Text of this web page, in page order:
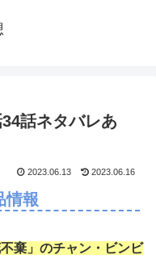
話ネタバレあ
2023.06.13 2023.06.16
情報
棄」のチャン・ビンビ